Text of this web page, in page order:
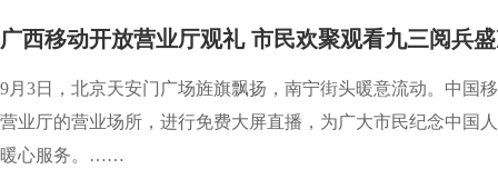
广西移动开放营业厅观礼 市民欢聚观看九三阅兵
9月3日，北京天安门广场旌旗飘扬，南宁街头暖意流动。中国
营业厅的营业场所，进行免费大屏直播，为广大市民纪念中国
暖心服务。……